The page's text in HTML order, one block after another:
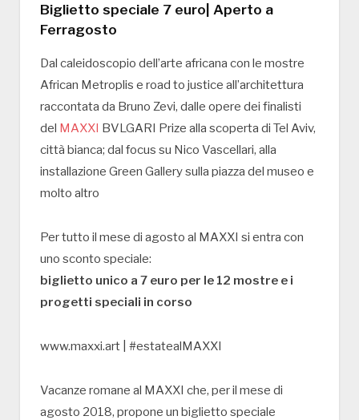
Biglietto speciale 7 euro| Aperto a
Ferragosto
Dal caleidoscopio dell’arte africana con le mostre
African Metroplis e road to justice all’architettura
raccontata da Bruno Zevi, dalle opere dei finalisti
del MAXXI BVLGARI Prize alla scoperta di Tel Aviv,
città bianca; dal focus su Nico Vascellari, alla
installazione Green Gallery sulla piazza del museo e
molto altro
Per tutto il mese di agosto al MAXXI si entra con
uno sconto speciale:
biglietto unico a 7 euro per le 12 mostre e i
progetti speciali in corso
www.maxxi.art | #estatealMAXXI
Vacanze romane al MAXXI che, per il mese di
agosto 2018, propone un biglietto speciale